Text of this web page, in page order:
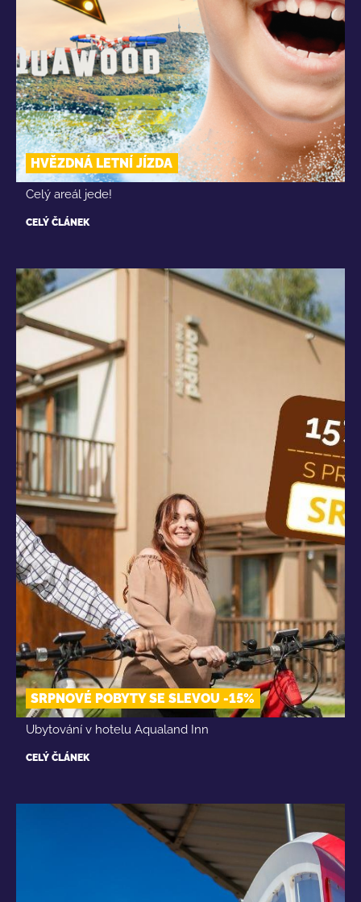
HVĚZDNÁ LETNÍ JÍZDA
Celý areál jede!
CELÝ ČLÁNEK
SRPNOVÉ POBYTY SE SLEVOU -15%
Ubytování v hotelu Aqualand Inn
CELÝ ČLÁNEK